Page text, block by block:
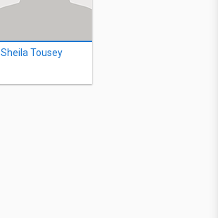
Sheila Tousey